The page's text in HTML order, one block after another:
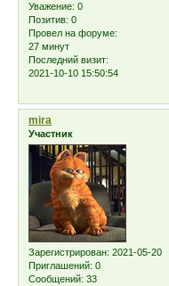
Уважение: 0
Позитив: 0
Провел на форуме:
27 минут
Последний визит:
2021-10-10 15:50:54
mira
Участник
Зарегистрирован: 2021-05-20
Приглашений: 0
Сообщений: 33